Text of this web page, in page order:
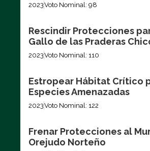
2023Voto Nominal: 98
Rescindir Protecciones
Gallo de las Praderas
2023Voto Nominal: 110
Estropear Hábitat Crítico
Especies Amenazadas
2023Voto Nominal: 122
Frenar Protecciones al
Orejudo Norteño